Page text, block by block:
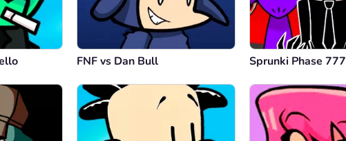
FNF vs Dan Bull Sprunki Phase 777